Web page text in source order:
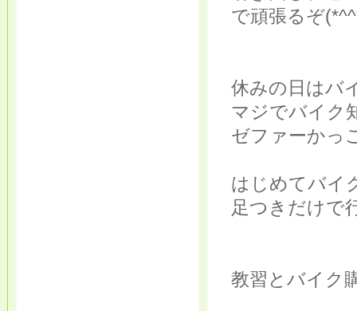
で頑張るぞ
休みの日はバ
マジでバイク
ゼファーかっ
はじめてバイ
足つきだけで
教習とバイク